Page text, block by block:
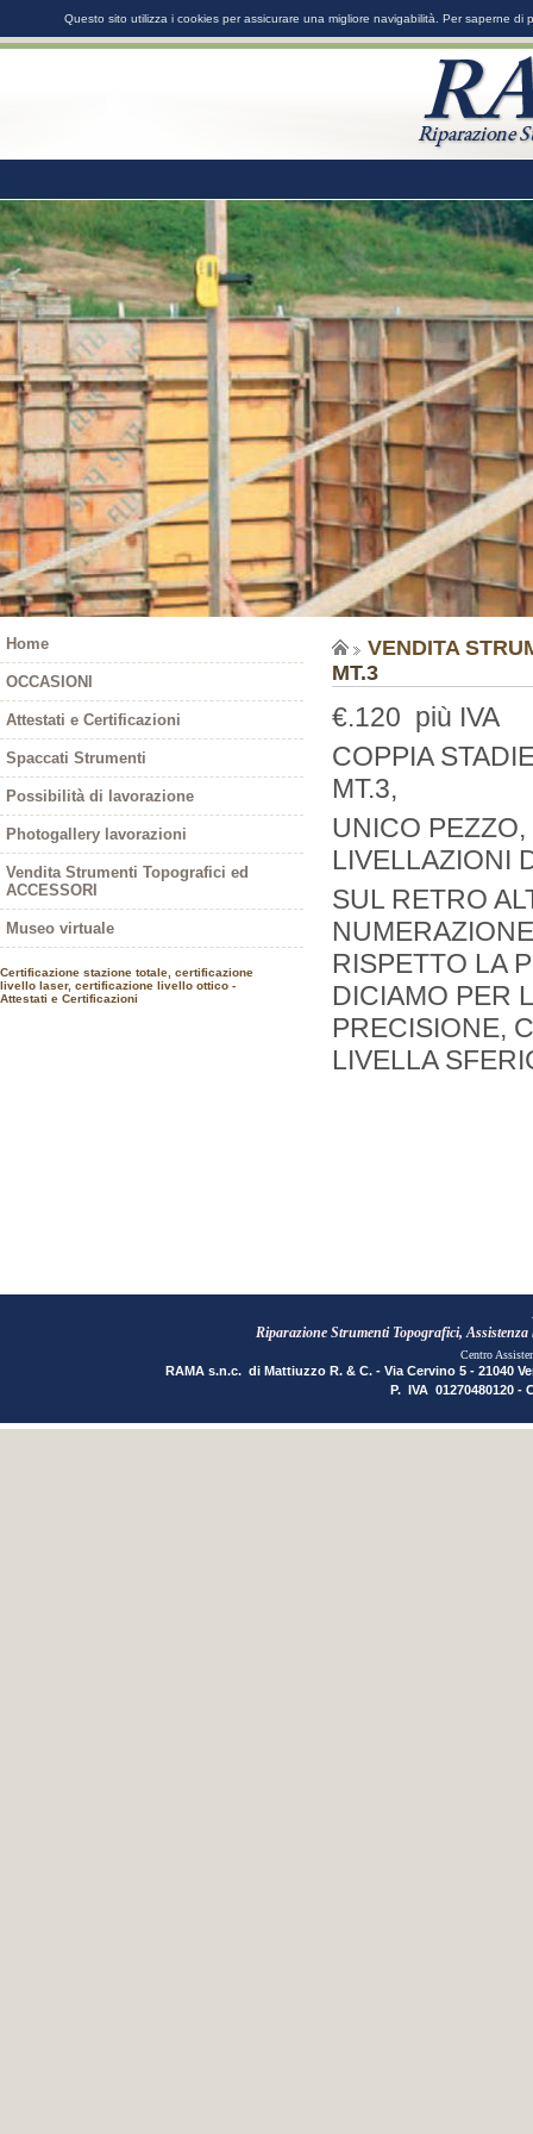
Questo sito utilizza i cookies per assicurare una migliore navigabilità. Per saperne di
VENDITA
MT.3
€.120 più IVA
COPPIA
MT.3,
UNICO PEZZO,
LIVELLAZIONI
SUL RETRO
RISPETTO LA
DICIAMO PER
PRECISIONE,
LIVELLA
Home
OCCASIONI
Attestati e Certificazioni
Spaccati Strumenti
Possibilità di lavorazione
Photogallery lavorazioni
Vendita Strumenti Topografici ed
ACCESSORI
Museo virtuale
Certificazione stazione totale, certificazione
livello laser, certificazione livello ottico -
Attestati e Certificazioni
Riparazione Strumenti Topografici,
Centro
RAMA s.n.c. di Mattiuzzo R. & C. - Via Cervino 5 - 21040
P. IVA 01270480120 -